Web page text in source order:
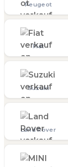
Peugeot
Fiat
Suzuki
Land Rover